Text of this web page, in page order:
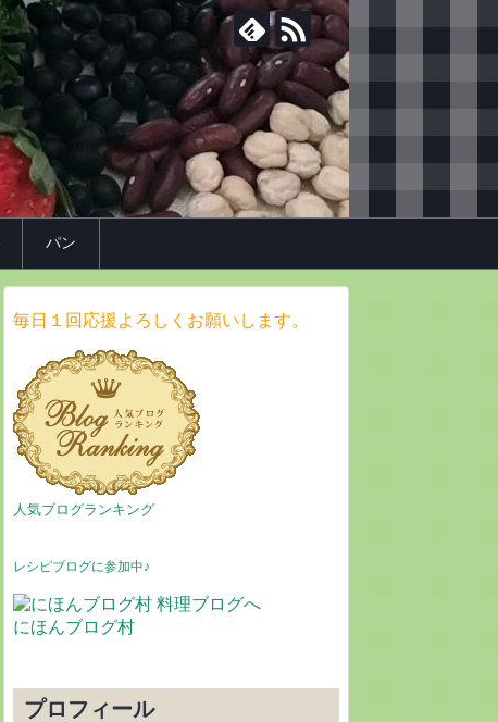
パン
毎日１回応援よろしくお願いします。
人気ブログランキング
レシピブログに参加中♪
にほんブログ村
プロフィール